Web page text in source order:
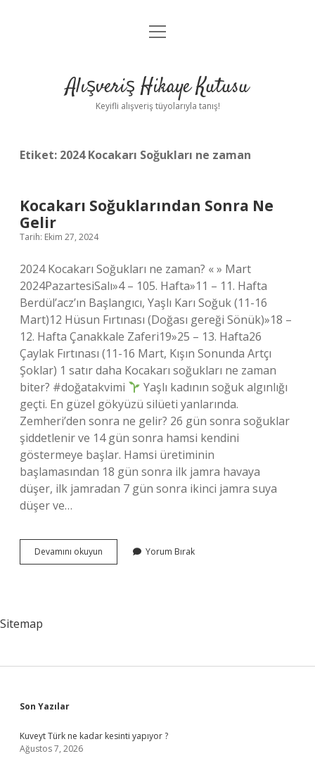
Anasayfa
Yasal Uyarı
menüyü
Alışveriş Hikaye Kutusu
Keyifli alışveriş tüyolarıyla tanış!
Etiket: 2024 Kocakarı Soğukları ne zaman
Kocakarı Soğuklarından Sonra Ne
Gelir
Tarih: Ekim 27, 2024
2024 Kocakarı Soğukları ne zaman? « » Mart
2024PazartesiSalı»4 – 105. Hafta»11 – 11. Hafta
Berdül’acz’ın Başlangıcı, Yaşlı Karı Soğuk (11-16
Mart)12 Hüsun Fırtınası (Doğası gereği Sönük)»18 –
12. Hafta Çanakkale Zaferi19»25 – 13. Hafta26
Çaylak Fırtınası (11-16 Mart, Kışın Sonunda Artçı
Şoklar) 1 satır daha Kocakarı soğukları ne zaman
biter? #doğatakvimi
Yaşlı kadının soğuk algınlığı
geçti. En güzel gökyüzü silüeti yanlarında.
Zemheri’den sonra ne gelir? 26 gün sonra soğuklar
şiddetlenir ve 14 gün sonra hamsi kendini
göstermeye başlar. Hamsi üretiminin
başlamasından 18 gün sonra ilk jamra havaya
düşer, ilk jamradan 7 gün sonra ikinci jamra suya
düşer ve…
Devamını okuyun Kocakarı
Soğuklarından
Yorum Bırak
Sitemap
Sidebar
Son Yazılar
Kuveyt Türk ne kadar kesinti yapıyor ?
Ağustos 7, 2026